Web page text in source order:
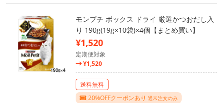
モンプチ ボックス ドライ 厳選かつおだし入
り 190g(19g×10袋)×4個【まとめ買い】
¥1,520
定期便対象
¥1,520
送料無料
20%OFFクーポンあり 通常注文のみ